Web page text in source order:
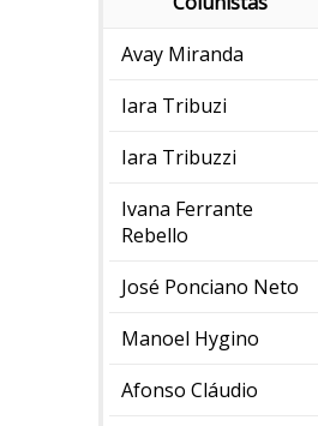
Avay Miranda
Iara Tribuzi
Iara Tribuzzi
Ivana Ferrante
Rebello
José Ponciano Neto
Manoel Hygino
Afonso Cláudio